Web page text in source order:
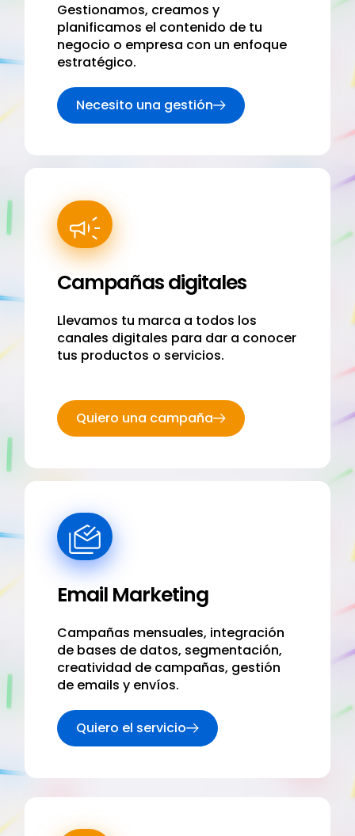
Gestionamos, creamos y
planificamos el contenido de tu
negocio o empresa con un enfoque
estratégico.
Necesito una gestión
Campañas digitales
Llevamos tu marca a todos los
canales digitales para dar a conocer
tus productos o servicios.
Quiero una campaña
Email Marketing
Campañas mensuales, integración
de bases de datos, segmentación,
creatividad de campañas, gestión
de emails y envíos.
Quiero el servicio